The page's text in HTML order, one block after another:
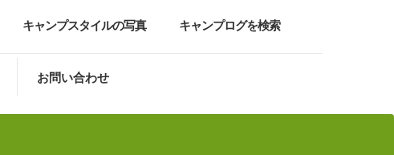
キャンプスタイルの写真 キャンプログを検索
お問い合わせ